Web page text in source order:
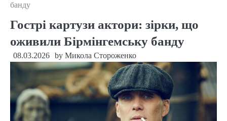
банду
Гострі картузи актори: зірки, що
оживили Бірмінгемську банду
08.03.2026 by Микола Стороженко